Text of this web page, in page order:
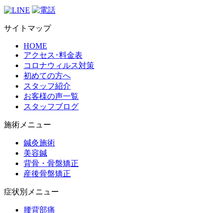
サイトマップ
HOME
アクセス･料金表
コロナウィルス対策
初めての方へ
スタッフ紹介
お客様の声一覧
スタッフブログ
施術メニュー
鍼灸施術
美容鍼
背骨・骨盤矯正
産後骨盤矯正
症状別メニュー
腰背部痛